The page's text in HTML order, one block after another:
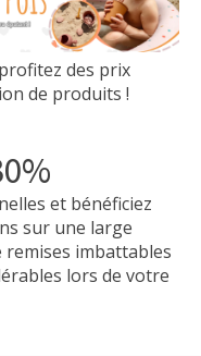
des prix
de produits !
et bénéficiez
sur une large
imbattables
lors de votre